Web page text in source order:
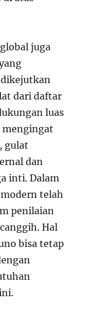
global juga
dikejutkan
dari daftar
luas
gulat
dan
inti. Dalam
telah
penilaian
Hal
bisa tetap